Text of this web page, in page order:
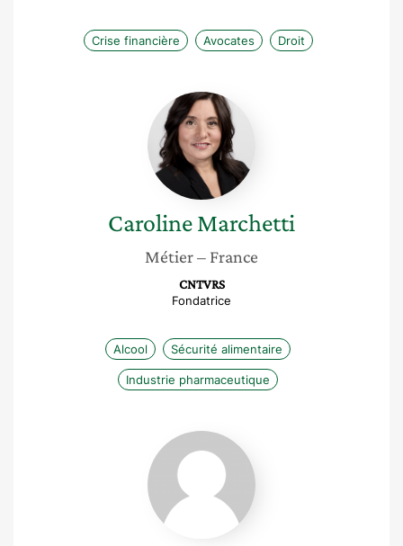
Crise financière Avocates Droit
Caroline
Marchetti
CarolineMarchetti
Métier– France
CNTVRS
Fondatrice
Alcool Sécurité alimentaire
Industrie pharmaceutique
Virginie
Coudert